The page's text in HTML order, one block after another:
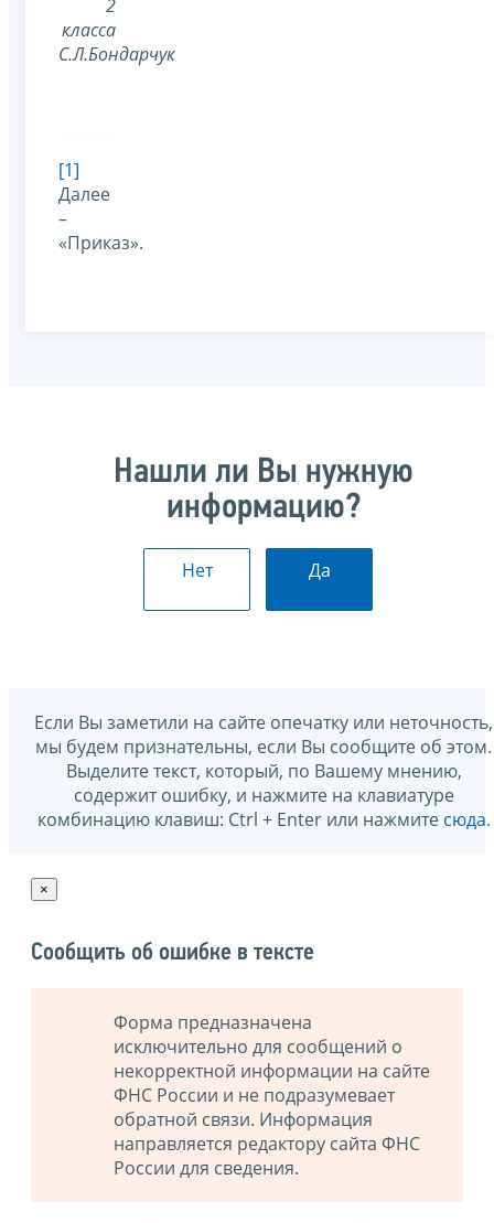
2
класса
С.Л.Бондарчук
[1]
Далее
–
«Приказ».
Нашли ли Вы нужную
информацию?
Нет Да
Если Вы заметили на сайте опечатку или неточность,
мы будем признательны, если Вы сообщите об этом.
Выделите текст, который, по Вашему мнению,
содержит ошибку, и нажмите на клавиатуре
комбинацию клавиш: Ctrl + Enter или нажмите сюда.
×
Сообщить об ошибке в тексте
Форма предназначена
исключительно для сообщений о
некорректной информации на сайте
ФНС России и не подразумевает
обратной связи. Информация
направляется редактору сайта ФНС
России для сведения.